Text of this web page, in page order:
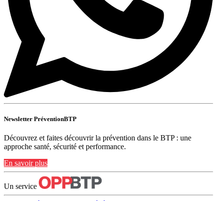
Newsletter PréventionBTP
Découvrez et faites découvrir la prévention dans le BTP : une
approche santé, sécurité et performance.
En savoir plus
Un service